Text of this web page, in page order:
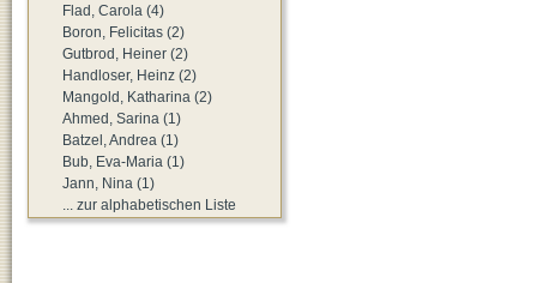
Flad, Carola (4)
Boron, Felicitas (2)
Gutbrod, Heiner (2)
Handloser, Heinz (2)
Mangold, Katharina (2)
Ahmed, Sarina (1)
Batzel, Andrea (1)
Bub, Eva-Maria (1)
Jann, Nina (1)
... zur alphabetischen Liste